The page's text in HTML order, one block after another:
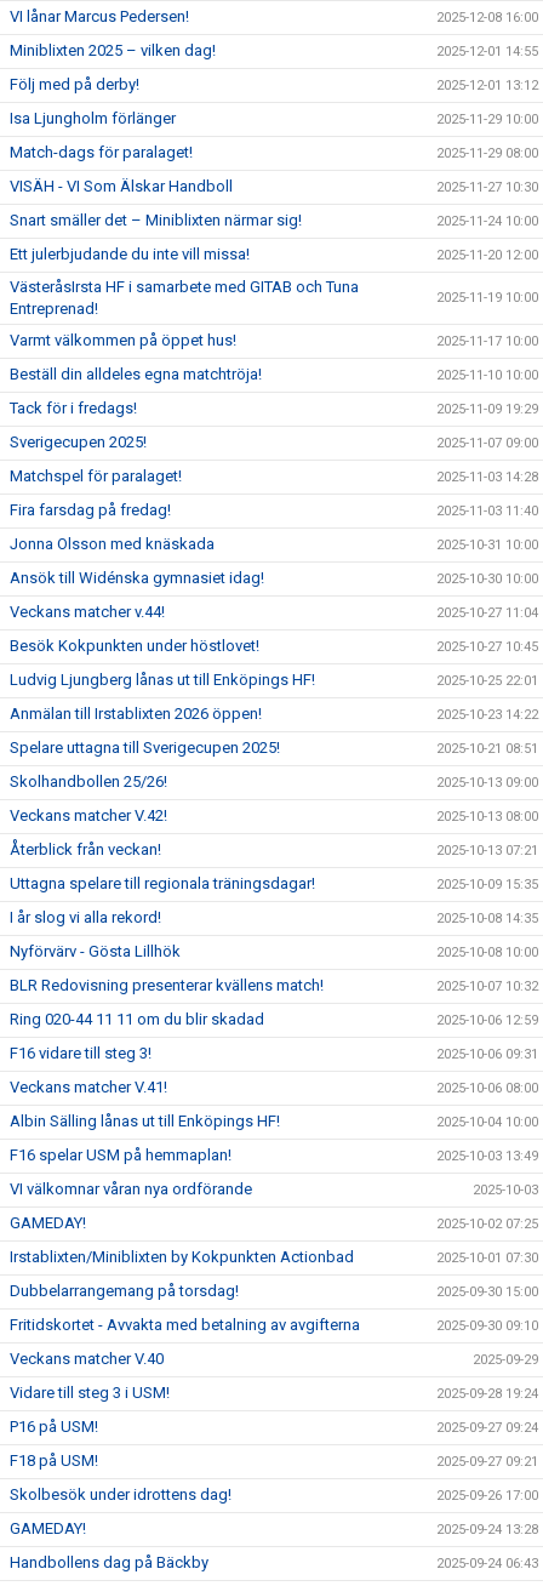
VI lånar Marcus Pedersen! 2025-12-08 16:00
Miniblixten 2025 – vilken dag! 2025-12-01 14:55
Följ med på derby! 2025-12-01 13:12
Isa Ljungholm förlänger 2025-11-29 10:00
Match-dags för paralaget! 2025-11-29 08:00
VISÄH - VI Som Älskar Handboll 2025-11-27 10:30
Snart smäller det – Miniblixten närmar sig! 2025-11-24 10:00
Ett julerbjudande du inte vill missa! 2025-11-20 12:00
VästeråsIrsta HF i samarbete med GITAB och Tuna
Entreprenad!
2025-11-19 10:00
Varmt välkommen på öppet hus! 2025-11-17 10:00
Beställ din alldeles egna matchtröja! 2025-11-10 10:00
Tack för i fredags! 2025-11-09 19:29
Sverigecupen 2025! 2025-11-07 09:00
Matchspel för paralaget! 2025-11-03 14:28
Fira farsdag på fredag! 2025-11-03 11:40
Jonna Olsson med knäskada 2025-10-31 10:00
Ansök till Widénska gymnasiet idag! 2025-10-30 10:00
Veckans matcher v.44! 2025-10-27 11:04
Besök Kokpunkten under höstlovet! 2025-10-27 10:45
Ludvig Ljungberg lånas ut till Enköpings HF! 2025-10-25 22:01
Anmälan till Irstablixten 2026 öppen! 2025-10-23 14:22
Spelare uttagna till Sverigecupen 2025! 2025-10-21 08:51
Skolhandbollen 25/26! 2025-10-13 09:00
Veckans matcher V.42! 2025-10-13 08:00
Återblick från veckan! 2025-10-13 07:21
Uttagna spelare till regionala träningsdagar! 2025-10-09 15:35
I år slog vi alla rekord! 2025-10-08 14:35
Nyförvärv - Gösta Lillhök 2025-10-08 10:00
BLR Redovisning presenterar kvällens match! 2025-10-07 10:32
Ring 020-44 11 11 om du blir skadad 2025-10-06 12:59
F16 vidare till steg 3! 2025-10-06 09:31
Veckans matcher V.41! 2025-10-06 08:00
Albin Sälling lånas ut till Enköpings HF! 2025-10-04 10:00
F16 spelar USM på hemmaplan! 2025-10-03 13:49
VI välkomnar våran nya ordförande 2025-10-03
GAMEDAY! 2025-10-02 07:25
Irstablixten/Miniblixten by Kokpunkten Actionbad 2025-10-01 07:30
Dubbelarrangemang på torsdag! 2025-09-30 15:00
Fritidskortet - Avvakta med betalning av avgifterna 2025-09-30 09:10
Veckans matcher V.40 2025-09-29
Vidare till steg 3 i USM! 2025-09-28 19:24
P16 på USM! 2025-09-27 09:24
F18 på USM! 2025-09-27 09:21
Skolbesök under idrottens dag! 2025-09-26 17:00
GAMEDAY! 2025-09-24 13:28
Handbollens dag på Bäckby 2025-09-24 06:43